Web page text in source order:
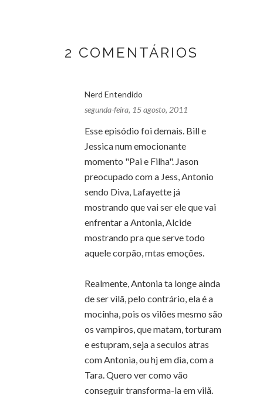
2 COMENTÁRIOS
Nerd Entendido
segunda-feira, 15 agosto, 2011
Esse episódio foi demais. Bill e
Jessica num emocionante
momento "Pai e Filha". Jason
preocupado com a Jess, Antonio
sendo Diva, Lafayette já
mostrando que vai ser ele que vai
enfrentar a Antonia, Alcide
mostrando pra que serve todo
aquele corpão, mtas emoções.
Realmente, Antonia ta longe ainda
de ser vilã, pelo contrário, ela é a
mocinha, pois os vilões mesmo são
os vampiros, que matam, torturam
e estupram, seja a seculos atras
com Antonia, ou hj em dia, com a
Tara. Quero ver como vão
conseguir transforma-la em vilã.